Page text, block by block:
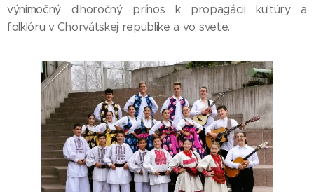
výnimočný dlhoročný prínos k propagácii kultúry a
folklóru v Chorvátskej republike a vo svete.